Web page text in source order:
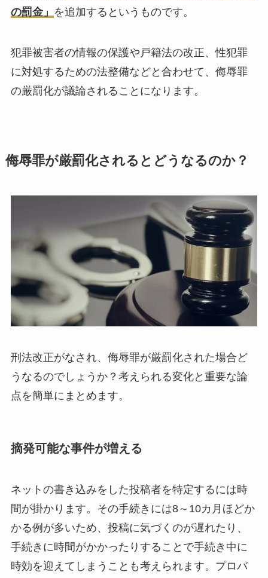
の罰金」 を追加するというものです。
犯罪被害者の情報の保護や戸籍法の改正、性犯罪
に対処するための法整備などと合わせて、侮辱罪
の厳罰化が議論されることになります。
侮辱罪が厳罰化されるとどうなるのか？
刑法改正がなされ、侮辱罪が厳罰化された場合ど
うなるのでしょうか？考えられる変化と重要な論
点を簡単にまとめます。
摘発可能な事件が増える
ネットの書き込みをした投稿者を特定するには時
間が掛かります。その手続きには8～10カ月ほどか
かる例が多いため、投稿に気づくのが遅れたり、
手続きに時間がかかったりすることで手続き中に
時効を迎えてしまうことも考えられます。プロバ